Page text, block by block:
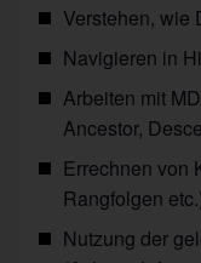
Verstehen, wie
Navigieren in
Arbeiten mit
Ancestor,
Errechnen von
Rangfolgen
Nutzung der